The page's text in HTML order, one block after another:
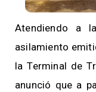
Atendiendo a
asilamiento
la Terminal de
anunció que a